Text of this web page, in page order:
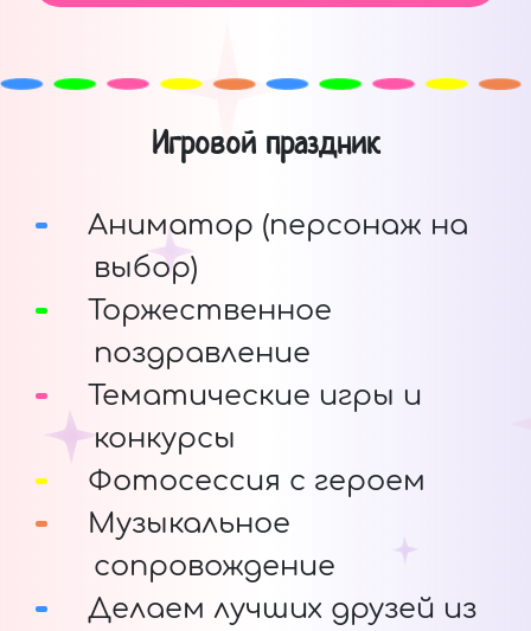
Игровой праздник
Аниматор (персонаж на
выбор)
Торжественное
поздравление
Тематические игры и
конкурсы
Фотосессия с героем
Музыкальное
сопровождение
Делаем лучших друзей из